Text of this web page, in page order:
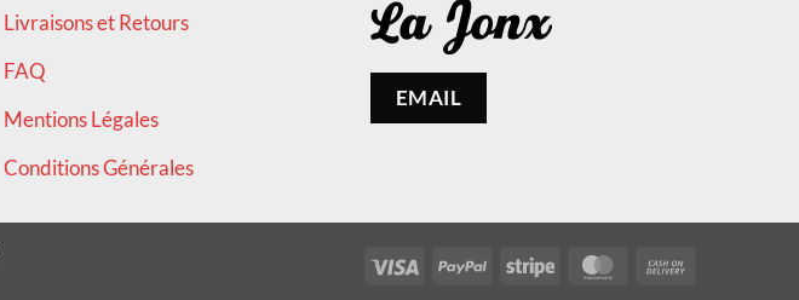
Livraisons et Retours
FAQ
Mentions Légales
Conditions Générales
EMAIL
Visa PayPal Stripe MasterCard